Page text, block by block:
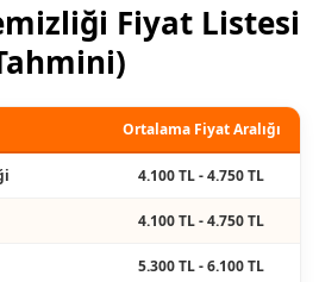
Fiyat Listesi
Ortalama Fiyat Aralığı
4.100 TL - 4.750 TL
4.100 TL - 4.750 TL
5.300 TL - 6.100 TL